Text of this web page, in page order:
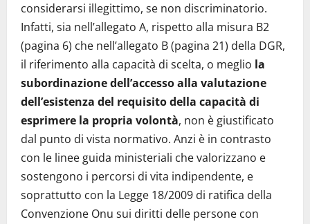
considerarsi illegittimo, se non discriminatorio.
Infatti, sia nell’allegato A, rispetto alla misura B2
(pagina 6) che nell’allegato B (pagina 21) della DGR,
il riferimento alla capacità di scelta, o meglio la
subordinazione dell’accesso alla valutazione
dell’esistenza del requisito della capacità di
esprimere la propria volontà, non è giustificato
dal punto di vista normativo. Anzi è in contrasto
con le linee guida ministeriali che valorizzano e
sostengono i percorsi di vita indipendente, e
soprattutto con la Legge 18/2009 di ratifica della
Convenzione Onu sui diritti delle persone con